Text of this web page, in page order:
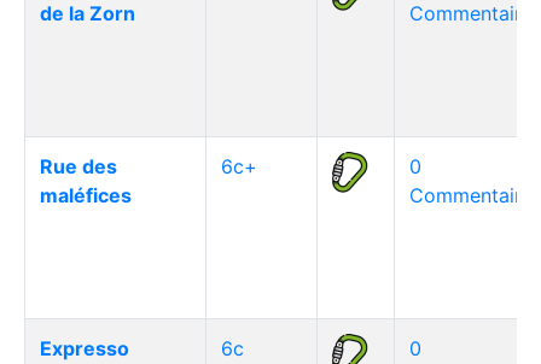
de la Zorn
Rue des
maléfices
6c+
0
Expresso 6c
0